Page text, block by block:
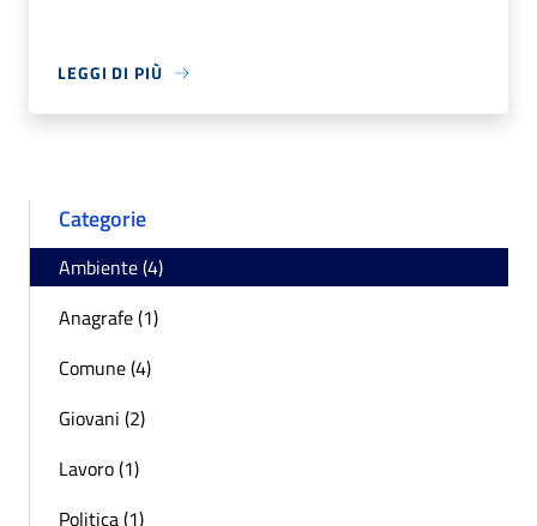
LEGGI DI PIÙ
Categorie
Ambiente (4)
Anagrafe (1)
Comune (4)
Giovani (2)
Lavoro (1)
Politica (1)